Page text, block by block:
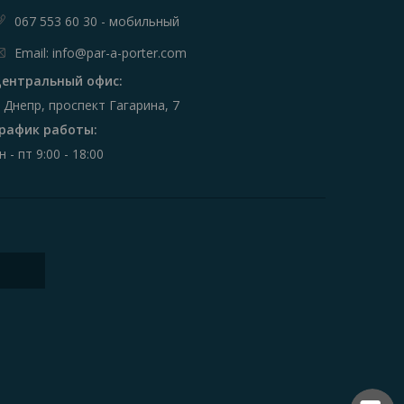
067 553 60 30 - мобильный
Email: info@par-a-porter.com
офис:
Днепр, проспект Гагарина, 7
работы:
- пт 9:00 - 18:00